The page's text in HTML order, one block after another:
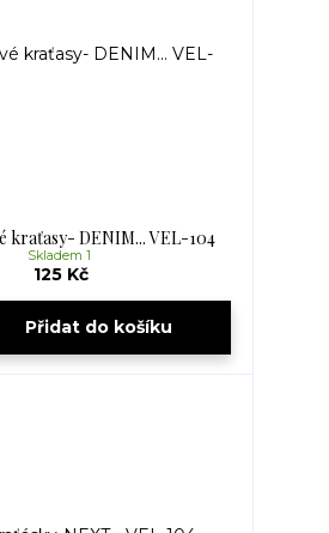
kraťasy- DENIM... VEL-104
125 Kč
Skladem 1
Přidat do košíku